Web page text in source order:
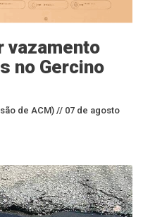
vazamento
no Gercino
de ACM) // 07 de agosto